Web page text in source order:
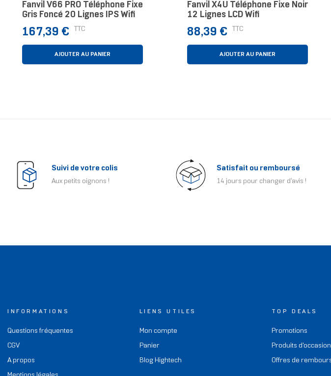
Fanvil V66 PRO Téléphone Fixe
Gris Foncé 20 Lignes IPS Wifi
Prix
167,39 € TTC
AJOUTER AU PANIER
Fanvil X4U Téléphone Fixe Noir
12 Lignes LCD Wifi
Prix
88,39 € TTC
AJOUTER AU PANIER
Suivi de votre colis
Aux petits oignons !
Satisfait ou remboursé
14 jours pour changer d'avis !
INFORMATIONS
Questions fréquentes
CGV
A propos
LIENS UTILES
Mon compte
Panier
Blog Hightech
TOP DEALS
Promotions
Produits d'occasion
Offres de